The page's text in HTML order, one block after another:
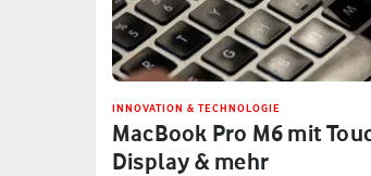
INNOVATION & TECHNOLOGIE
MacBook Pro M6 mit
Display & mehr